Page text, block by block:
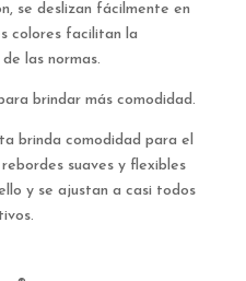
se deslizan fácilmente en
colores facilitan la
las normas.
brindar más comodidad.
brinda comodidad para el
suaves y flexibles
y se ajustan a casi todos